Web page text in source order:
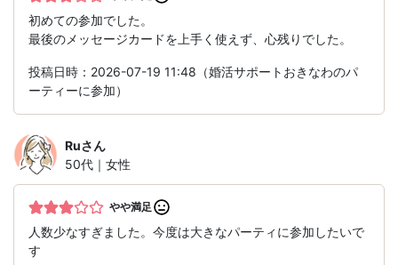
初めての参加でした。
最後のメッセージカードを上手く使えず、心残りでした。
投稿日時：2026-07-19 11:48（婚活サポートおきなわのパ
ーティーに参加）
Ruさん
50代｜女性
やや満足
人数少なすぎました。今度は大きなパーティに参加したいで
す